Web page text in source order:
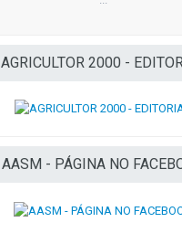
AGRICULTOR 2000 -
AASM - PÁGINA NO